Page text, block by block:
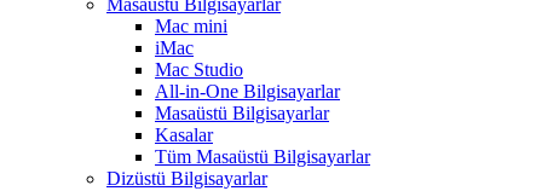
Masaüstü Bilgisayarlar
Mac mini
iMac
Mac Studio
All-in-One Bilgisayarlar
Masaüstü Bilgisayarlar
Kasalar
Tüm Masaüstü Bilgisayarlar
Dizüstü Bilgisayarlar